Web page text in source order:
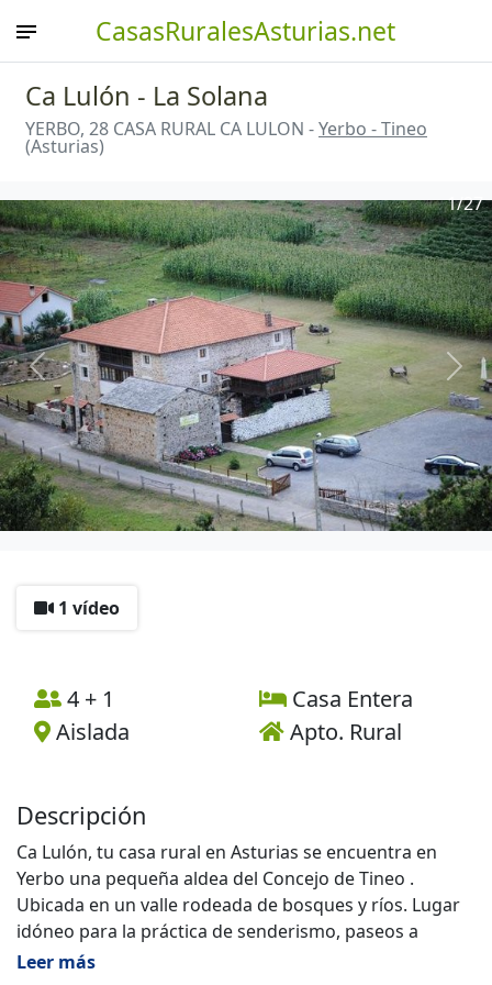
CasasRuralesAsturias.net
Ca Lulón - La Solana
YERBO, 28 CASA RURAL CA LULON -Yerbo - Tineo
(Asturias)
Anterior
1/27
1 vídeo
4 + 1
Casa Entera
Aislada
Apto. Rural
Descripción
Ca Lulón, tu casa rural en Asturias se encuentra en
Yerbo una pequeña aldea del Concejo de Tineo .
Ubicada en un valle rodeada de bosques y ríos. Lugar
idóneo para la práctica de senderismo, paseos a
caballo, cicloturismo, caza y pesca, así como
Leer más